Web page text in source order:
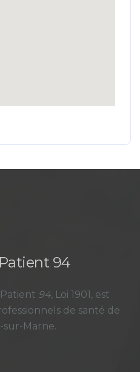
94
Patient 94, Loi 1901, est
de santé de
sur-Marne.